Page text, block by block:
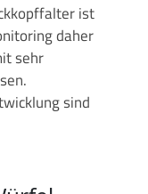
ist
daher
sehr
sind